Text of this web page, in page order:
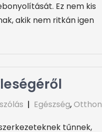
Ez nem kis
akik nem ritkán igen
| Egészség,Otthon
tűnnek,